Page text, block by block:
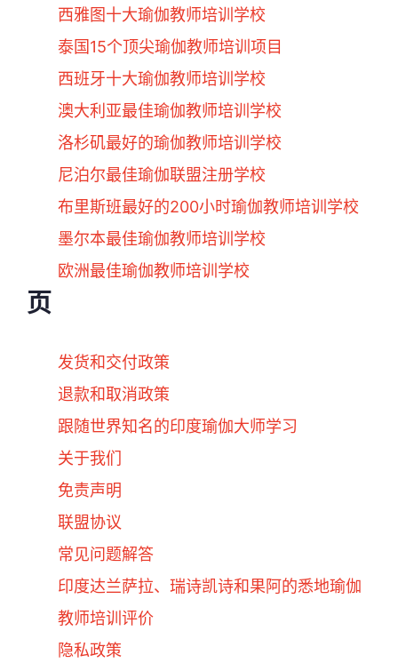
西雅图十大瑜伽教师培训学校
泰国15个顶尖瑜伽教师培训项目
西班牙十大瑜伽教师培训学校
澳大利亚最佳瑜伽教师培训学校
洛杉矶最好的瑜伽教师培训学校
尼泊尔最佳瑜伽联盟注册学校
布里斯班最好的200小时瑜伽教师培训学校
墨尔本最佳瑜伽教师培训学校
欧洲最佳瑜伽教师培训学校
页
发货和交付政策
退款和取消政策
跟随世界知名的印度瑜伽大师学习
关于我们
免责声明
联盟协议
常见问题解答
印度达兰萨拉、瑞诗凯诗和果阿的悉地瑜伽
教师培训评价
隐私政策